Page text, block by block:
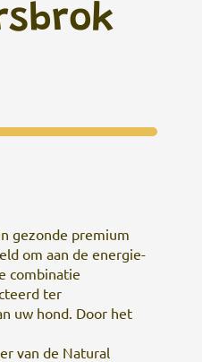
gezonde premium
om aan de energie-
combinatie
ter
uw hond. Door het
van de Natural